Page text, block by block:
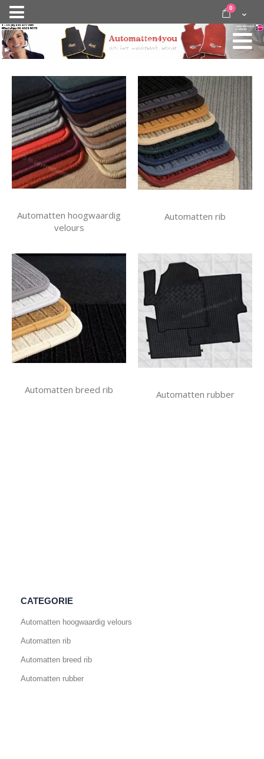
Nav
activeren
door
inhoud
Cart
0 items
Automatten hoogwaardig
velours
Automatten rib
Automatten breed rib Automatten rubber
CATEGORIE
Automatten hoogwaardig velours
Automatten rib
Automatten breed rib
Automatten rubber